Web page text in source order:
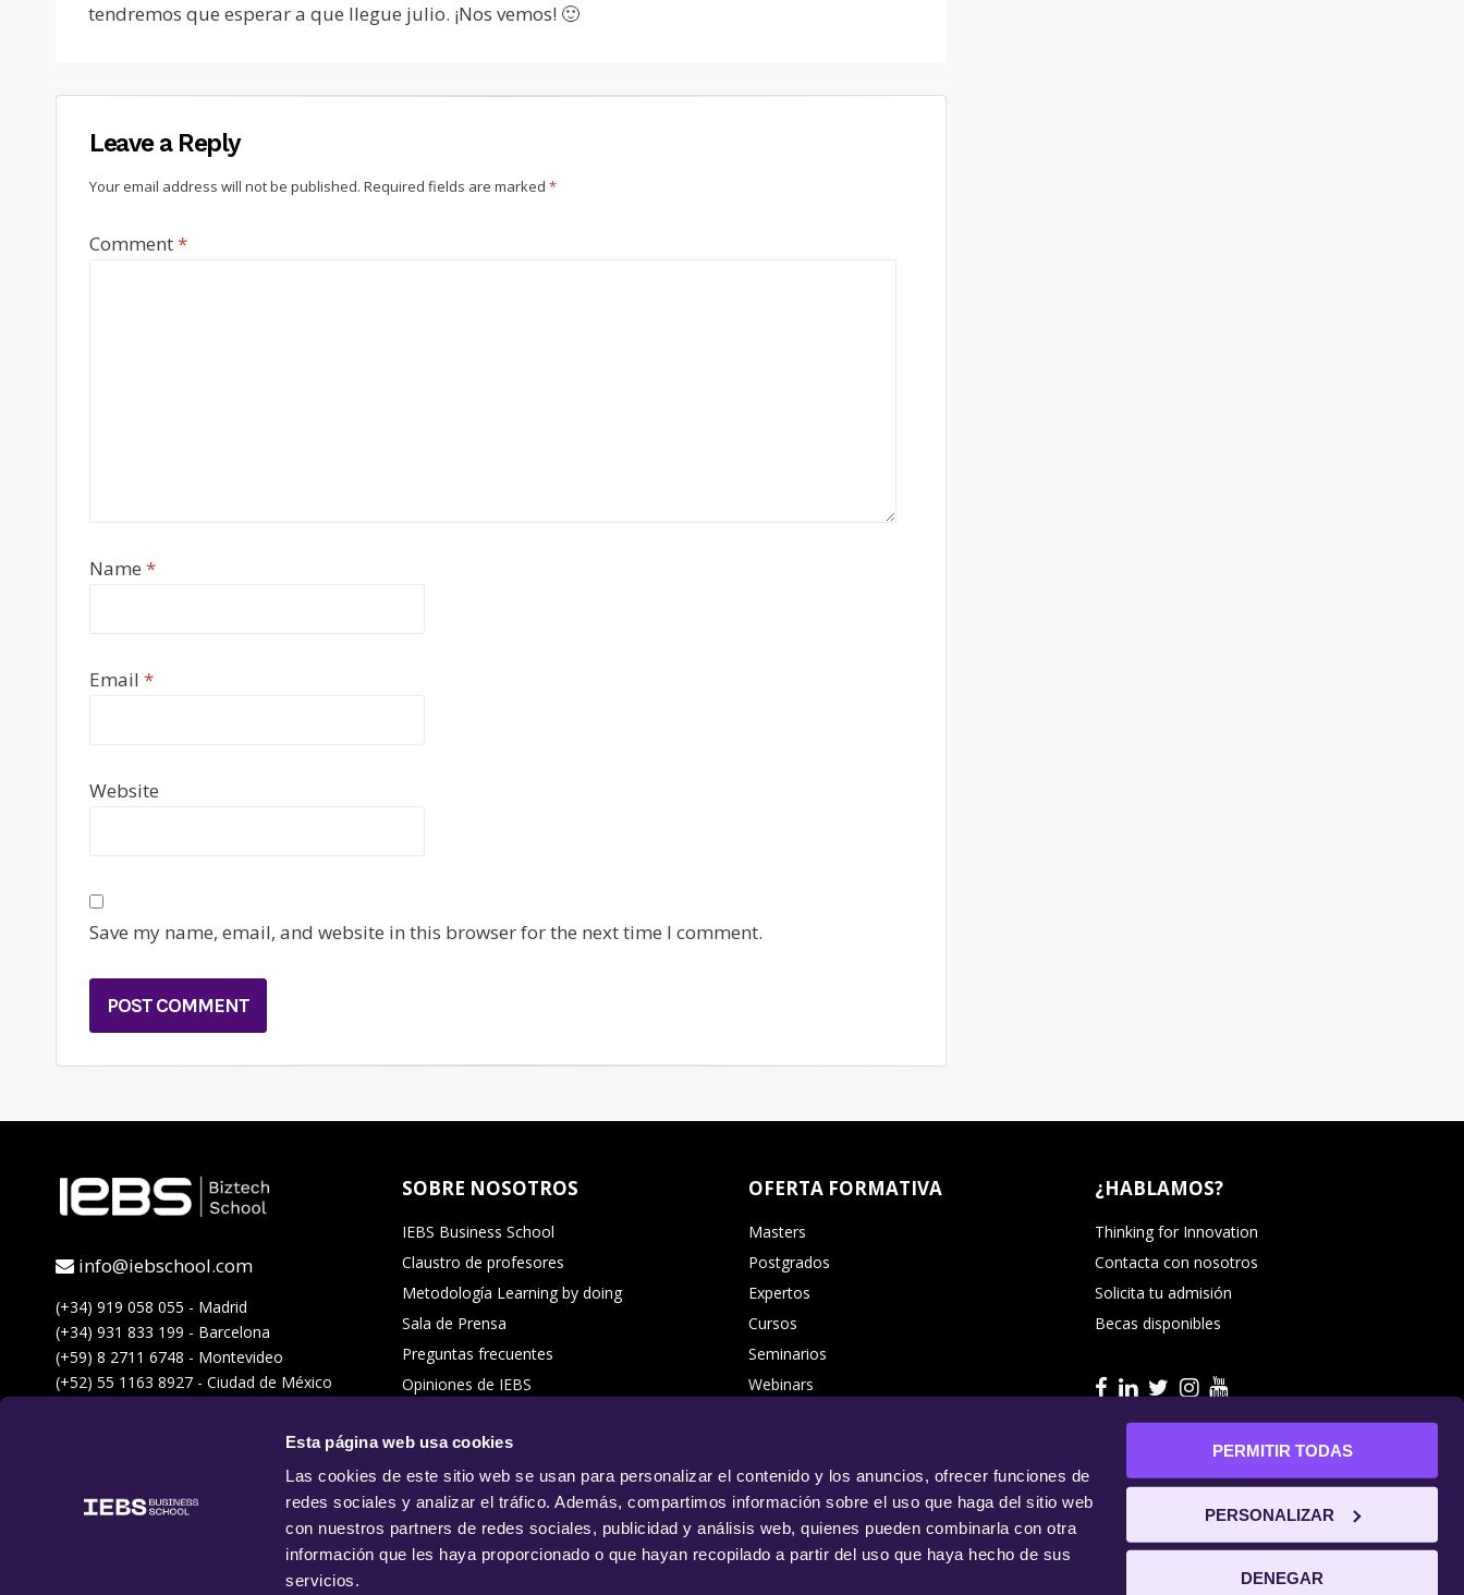
Esta página web usa cookies
Las cookies de este sitio web se usan para personalizar el contenido y los anuncios, ofrecer funciones de
redes sociales y analizar el tráfico. Además, compartimos información sobre el uso que haga del sitio web
con nuestros partners de redes sociales, publicidad y análisis web, quienes pueden combinarla con otra
información que les haya proporcionado o que hayan recopilado a partir del uso que haya hecho de sus
servicios.
PERMITIR TODAS
PERSONALIZAR
DENEGAR
tendremos que esperar a que llegue julio. ¡Nos vemos! 🙂
Leave a Reply
Your email address will not be published. Required fields are marked *
Comment*
Name *
Email *
Website
Save my name, email, and website in this browser for the next time I comment.
info@iebschool.com
(+34) 919 058 055 - Madrid
(+34) 931 833 199 - Barcelona
(+59) 8 2711 6748 - Montevideo
(+52) 55 1163 8927 - Ciudad de México
SOBRE NOSOTROS
IEBS Business School
Claustro de profesores
Metodología Learning by doing
Sala de Prensa
Preguntas frecuentes
Opiniones de IEBS
Trabaja con nosotros
Quiero ser profesor
Thinking for Innovation
Suscríbete a la newsletter
OFERTA FORMATIVA
Masters
Postgrados
Expertos
Cursos
Seminarios
Webinars
¿HABLAMOS?
Thinking for Innovation
Contacta con nosotros
Solicita tu admisión
Becas disponibles
Aviso Legal